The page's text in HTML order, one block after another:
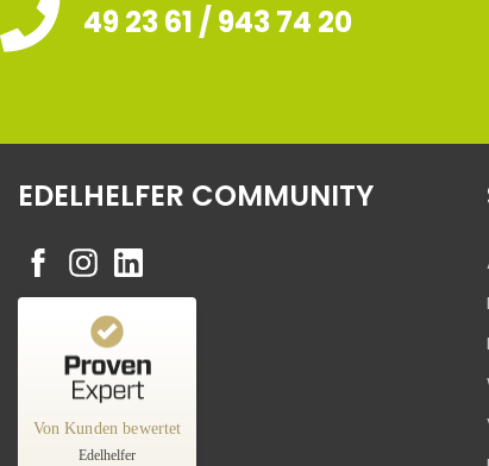
49 23 61 / 943 74 20
EDELHELFER COMMUNITY
Von Kunden bewertet
Edelhelfer
Kundenbewertungen und Erfahrungen zu